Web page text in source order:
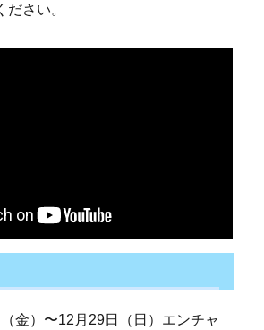
ださい。
金）〜12月29日（日）エンチャ